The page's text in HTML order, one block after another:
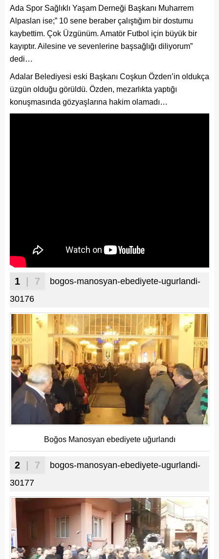
Ada Spor Sağlıklı Yaşam Derneği Başkanı Muharrem
Alpaslan ise;” 10 sene beraber çalıştığım bir dostumu
kaybettim. Çok Üzgünüm. Amatör Futbol için büyük bir
kayıptır. Ailesine ve sevenlerine başsağlığı diliyorum”
dedi…
Adalar Belediyesi eski Başkanı Coşkun Özden’in oldukça
üzgün olduğu görüldü. Özden, mezarlıkta yaptığı
konuşmasında gözyaşlarına hakim olamadı…
1 | 7
bogos-manosyan-ebediyete-ugurlandi-
30176
Boğos Manosyan ebediyete uğurlandı
2 | 7
bogos-manosyan-ebediyete-ugurlandi-
30177